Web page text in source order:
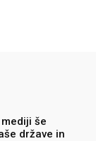
še
države in